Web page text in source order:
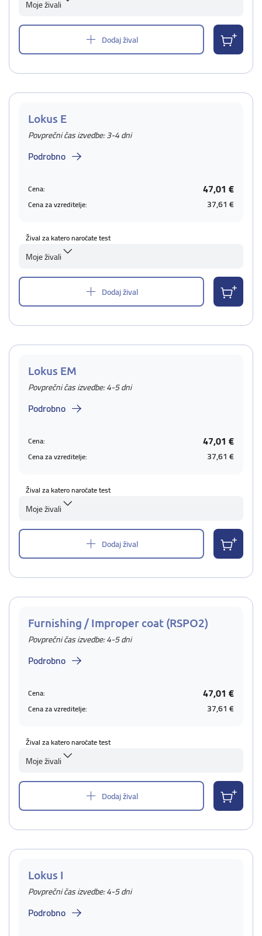
Moje živali
Dodaj žival
Lokus E
Povprečni čas izvedbe: 3-4 dni
Podrobno
Cena: 47,01 €
Cena za vzreditelje: 37,61 €
Žival za katero naročate test
Moje živali
Dodaj žival
Lokus EM
Povprečni čas izvedbe: 4-5 dni
Podrobno
Cena: 47,01 €
Cena za vzreditelje: 37,61 €
Žival za katero naročate test
Moje živali
Dodaj žival
Furnishing / Improper coat (RSPO2)
Povprečni čas izvedbe: 4-5 dni
Podrobno
Cena: 47,01 €
Cena za vzreditelje: 37,61 €
Žival za katero naročate test
Moje živali
Dodaj žival
Lokus I
Povprečni čas izvedbe: 4-5 dni
Podrobno